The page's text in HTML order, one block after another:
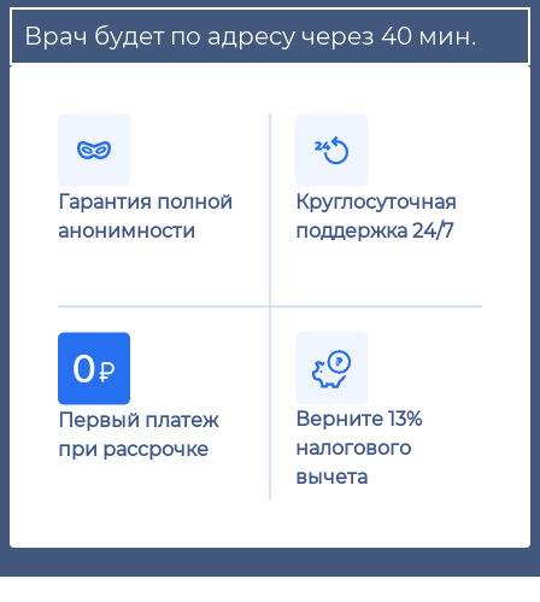
Врач будет по адресу через 40 мин.
Гарантия полной
анонимности
Круглосуточная
поддержка 24/7
Первый платеж
при рассрочке
Верните 13%
налогового
вычета